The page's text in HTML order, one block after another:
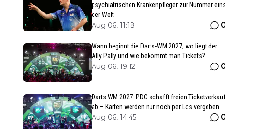
psychiatrischen Krankenpfleger zur Nummer eins
der Welt
Aug 06, 11:18 0
Wann beginnt die Darts-WM 2027, wo liegt der
Ally Pally und wie bekommt man Tickets?
Aug 06, 19:12 0
Darts WM 2027: PDC schafft freien Ticketverkauf
ab – Karten werden nur noch per Los vergeben
Aug 06, 14:45 0